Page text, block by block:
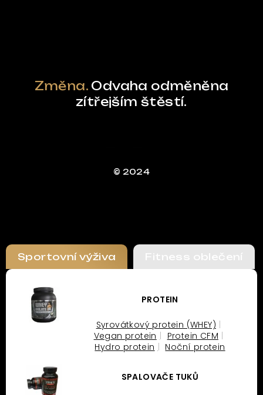
Změna. Odvaha odměněna
zítřejším štěstí.
© 2024
Sportovní výživa Fitness oblečení
PROTEIN
Syrovátkový protein (WHEY)
Vegan protein
Protein CFM
Hydro protein
Noční protein
SPALOVAČE TUKŮ